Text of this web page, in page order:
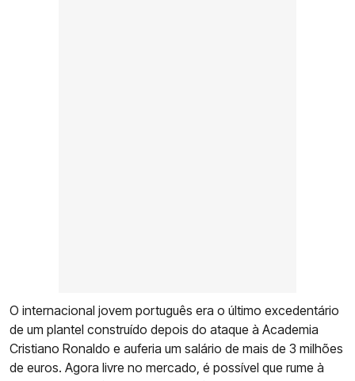
O internacional jovem português era o último excedentário
de um plantel construído depois do ataque à Academia
Cristiano Ronaldo e auferia um salário de mais de 3 milhões
de euros. Agora livre no mercado, é possível que rume à